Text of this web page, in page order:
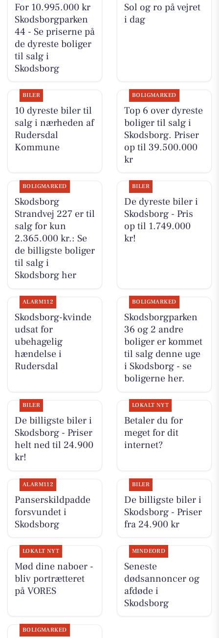
For 10.995.000 kr
Skodsborgparken
44 - Se priserne på
de dyreste boliger
til salg i
Skodsborg
Sol og ro på vejret
i dag
BILER
10 dyreste biler til
salg i nærheden af
Rudersdal
Kommune
BOLIGMARKED
Top 6 over dyreste
boliger til salg i
Skodsborg. Priser
op til 39.500.000
kr
BOLIGMARKED
Skodsborg
Strandvej 227 er til
salg for kun
2.365.000 kr.: Se
de billigste boliger
til salg i
Skodsborg her
BILER
De dyreste biler i
Skodsborg - Pris
op til 1.749.000
kr!
ALARM112
Skodsborg-kvinde
udsat for
ubehagelig
hændelse i
Rudersdal
BOLIGMARKED
Skodsborgparken
36 og 2 andre
boliger er kommet
til salg denne uge
i Skodsborg - se
boligerne her.
BILER
De billigste biler i
Skodsborg - Priser
helt ned til 24.900
kr!
LOKALT NYT
Betaler du for
meget for dit
internet?
ALARM112
Panserskildpadde
forsvundet i
Skodsborg
BILER
De billigste biler i
Skodsborg - Priser
fra 24.900 kr
LOKALT NYT
Mød dine naboer -
bliv portrætteret
på VORES
MINDEORD
Seneste
dødsannoncer og
afdøde i
Skodsborg
BOLIGMARKED